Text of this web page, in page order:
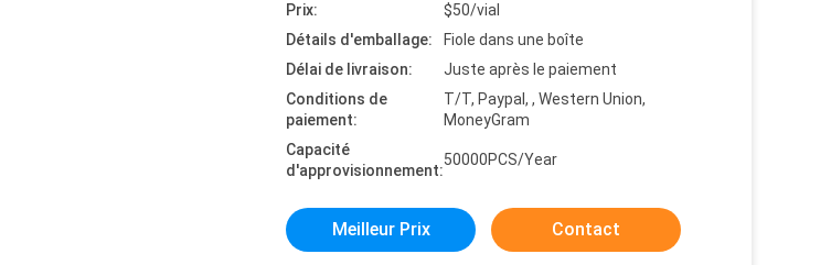
Prix:
$50/vial
Détails d'emballage:
Fiole dans une boîte
Délai de livraison:
Juste après le paiement
Conditions de
paiement:
T/T, Paypal, , Western Union,
MoneyGram
Capacité
d'approvisionnement:
50000PCS/Year
Meilleur Prix Contact